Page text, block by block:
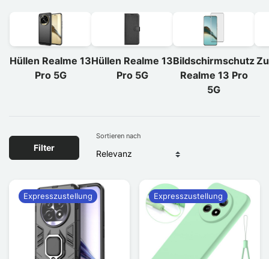
Hüllen Realme 13
Pro 5G
Hüllen Realme 13
Pro 5G
Bildschirmschutz
Realme 13 Pro
5G
Filter
Sortieren nach
Expresszustellung Expresszustellung